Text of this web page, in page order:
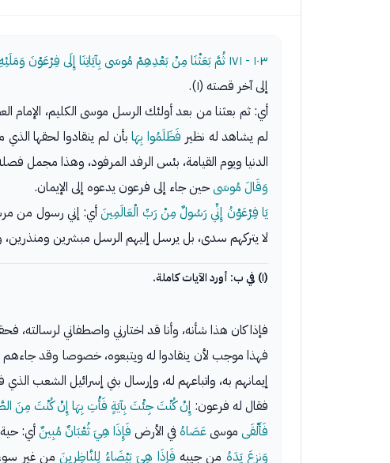
١٠٣ - ١٧١ ثُمَّ بَعَثْنَا مِنْ بَعْدِهِمْ مُوسَى بِآيَاتِنَا إِلَى فِرْعَوْنَ
إلى آخر قصته (١).
أي: ثم بعثنا من بعد أولئك الرسل موسى الكليم، الإمام
لم يشاهد له نظير فَظَلَمُوا بِهَابأن لم ينقادوا لحقها
الدنيا ويوم القيامة، بئس الرفد المرفود، وهذا مجمل
وَقَالَ مُوسَىحين جاء إلى فرعون يدعوه إلى الإيمان.
يَا فِرْعَوْنُ إِنِّي رَسُولٌ مِنْ رَبِّ الْعَالَمِينَأي: إني رسول من مرسل
لا يتركهم سدى، بل يرسل إليهم الرسل مبشرين ومنذرين،
(١) في ب: أورد الآيات كاملة.
فإذا كان هذا شأنه، وأنا قد اختارني واصطفاني لرسالته،
فهذا موجب لأن ينقادوا له ويتبعوه، خصوصا وقد
إيمانهم به، واتباعهم له، وإرسال بني إسرائيل الشعب
فقال له فرعون: إِنْ كُنْتَ جِئْتَ بِآيَةٍ فَأْتِ بِهَا إِنْ كُنْتَ مِنَ
فَأَلْقَى موسىعَصَاهُفي الأرض فَإِذَا هِيَ ثُعْبَانٌ مُبِينٌأي:
وَنزعَ يَدَهُ من جيبه فَإِذَا هِيَ بَيْضَاءُ لِلنَّاظِرِينَمن غير